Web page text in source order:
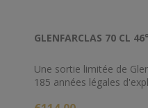
GLENFARCLAS 70 CL
Une sortie limitée de
185 années légales